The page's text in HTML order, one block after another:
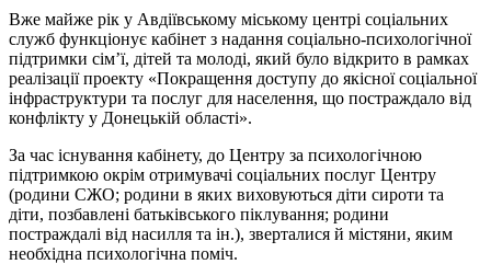
Вже майже рік у Авдіївському міському центрі соціальних
служб функціонує кабінет з надання соціально-психологічної
підтримки сім’ї, дітей та молоді, який було відкрито в рамках
реалізації проекту «Покращення доступу до якісної соціальної
інфраструктури та послуг для населення, що постраждало від
конфлікту у Донецькій області».
За час існування кабінету, до Центру за психологічною
підтримкою окрім отримувачі соціальних послуг Центру
(родини СЖО; родини в яких виховуються діти сироти та
діти, позбавлені батьківського піклування; родини
постраждалі від насилля та ін.), зверталися й містяни, яким
необхідна психологічна поміч.